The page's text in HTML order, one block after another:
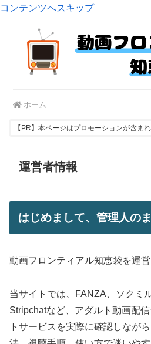
コンテンツへスキップ
ホーム
【PR】本ページはプロモーションが含ま
運営者情報
はじめまして、管理人の
動画フロンティアル知恵袋を運
当サイトでは、FANZA、ソクミ
Stripchatなど、アダルト動画配
トサービスを実際に確認しなが